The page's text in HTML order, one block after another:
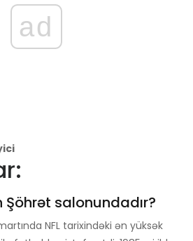
ad
salonundadır?
NFL tarixindəki ən yüksək